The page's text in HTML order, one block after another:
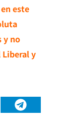
este
y no
y